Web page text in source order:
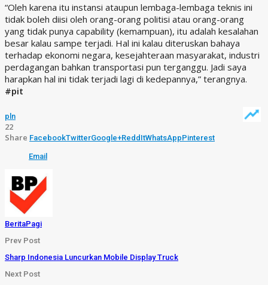
“Oleh karena itu instansi ataupun lembaga-lembaga teknis ini
tidak boleh diisi oleh orang-orang politisi atau orang-orang
yang tidak punya capability (kemampuan), itu adalah kesalahan
besar kalau sampe terjadi. Hal ini kalau diteruskan bahaya
terhadap ekonomi negara, kesejahteraan masyarakat, industri
perdagangan bahkan transportasi pun terganggu. Jadi saya
harapkan hal ini tidak terjadi lagi di kedepannya,” terangnya.
#pit
pln
22
Share FacebookTwitterGoogle+ReddItWhatsAppPinterest
Email
BeritaPagi
Prev Post
Sharp Indonesia Luncurkan Mobile Display Truck
Next Post